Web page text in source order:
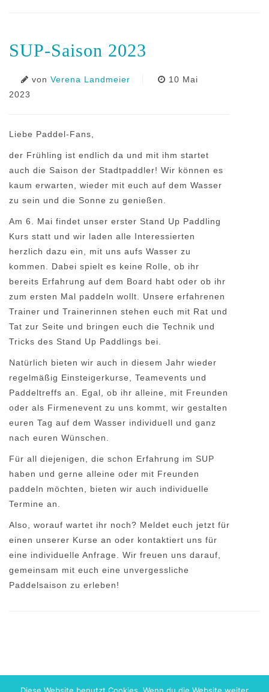
SUP-Saison 2023
von Verena Landmeier
10 Mai
2023
Liebe Paddel-Fans,
der Frühling ist endlich da und mit ihm startet
auch die Saison der Stadtpaddler! Wir können es
kaum erwarten, wieder mit euch auf dem Wasser
zu sein und die Sonne zu genießen.
Am 6. Mai findet unser erster Stand Up Paddling
Kurs statt und wir laden alle Interessierten
herzlich dazu ein, mit uns aufs Wasser zu
kommen. Dabei spielt es keine Rolle, ob ihr
bereits Erfahrung auf dem Board habt oder ob ihr
zum ersten Mal paddeln wollt. Unsere erfahrenen
Trainer und Trainerinnen stehen euch mit Rat und
Tat zur Seite und bringen euch die Technik und
Tricks des Stand Up Paddlings bei.
Natürlich bieten wir auch in diesem Jahr wieder
regelmäßig Einsteigerkurse, Teamevents und
Paddeltreffs an. Egal, ob ihr alleine, mit Freunden
oder als Firmenevent zu uns kommt, wir gestalten
euren Tag auf dem Wasser individuell und ganz
nach euren Wünschen.
Für all diejenigen, die schon Erfahrung im SUP
haben und gerne alleine oder mit Freunden
paddeln möchten, bieten wir auch individuelle
Termine an.
Also, worauf wartet ihr noch? Meldet euch jetzt für
einen unserer Kurse an oder kontaktiert uns für
eine individuelle Anfrage. Wir freuen uns darauf,
gemeinsam mit euch eine unvergessliche
Paddelsaison zu erleben!